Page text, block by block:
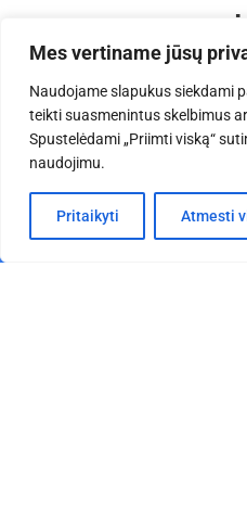
Mes vertiname jūsų
Naudojame slapukus siekdami
teikti suasmenintus skelbimus
Spustelėdami „Priimti viską“
naudojimu.
Pritaikyti Atmesti
Pagrindinis Parduotuvė